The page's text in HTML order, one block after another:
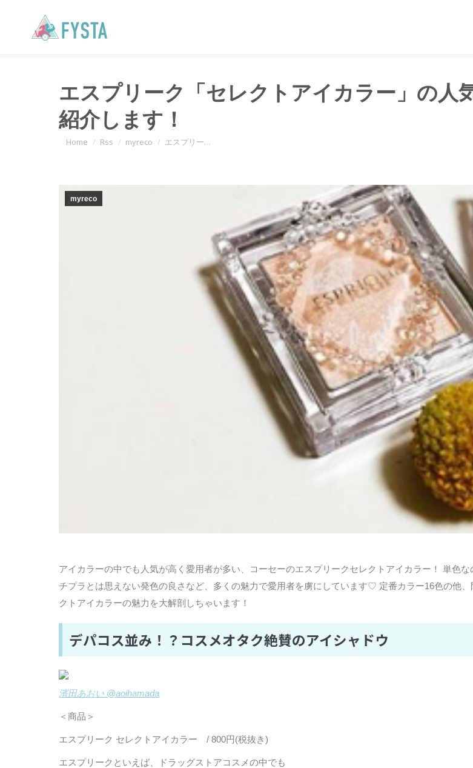
エスプリーク「セレクトアイカラー」の人
紹介します！
You are here:
Home Rss myreco エスプリー…
myreco
アイカラーの中でも人気が高く愛用者が多い、コーセーのエスプリークセレクトアイカラー！ 単色
チプラとは思えない発色の良さなど、多くの魅力で愛用者を虜にしています♡ 定番カラー16色の他
クトアイカラーの魅力を大解剖しちゃいます！
デパコス並み！？コスメオタク絶賛のアイシャドウ
濱田あおい @aoihamada
＜商品＞
エスプリーク セレクトアイカラー / 800円(税抜き)
エスプリークといえば、ドラッグストアコスメの中でも